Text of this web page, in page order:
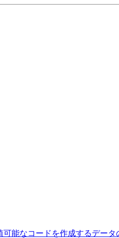
可能なコードを作成するデータ